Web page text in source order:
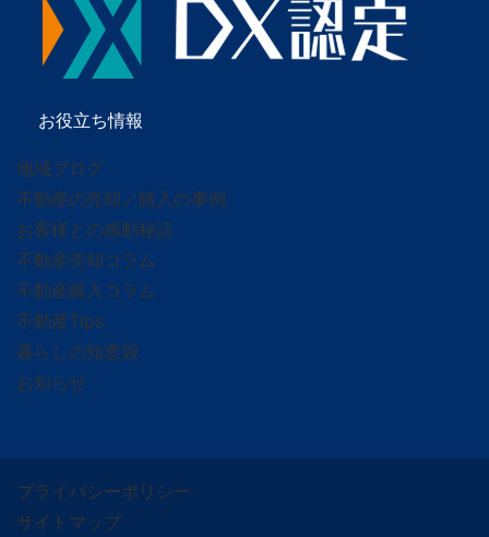
お役立ち情報
地域ブログ
不動産の売却／購入の事例
お客様との感動秘話
不動産売却コラム
不動産購入コラム
不動産Tips
暮らしの知恵袋
お知らせ
プライバシーポリシー
サイトマップ